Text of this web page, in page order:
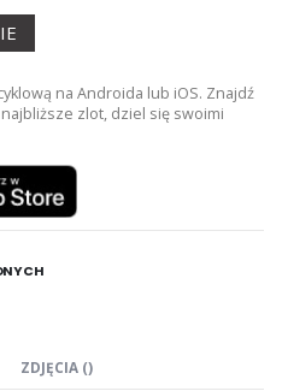
na Androida lub iOS. Znajdź
zlot, dziel się swoimi
ZDJĘCIA ()